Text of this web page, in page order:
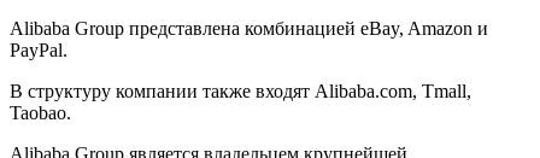
Alibaba Group представлена комбинацией eBay, Amazon и
PayPal.
В структуру компании также входят Alibaba.com, Tmall,
Taobao.